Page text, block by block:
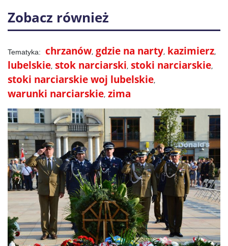
Zobacz również
chrzanów gdzie na narty kazimierz
lubelskie stok narciarski stoki narciarskie
stoki narciarskie woj lubelskie
warunki narciarskie zima